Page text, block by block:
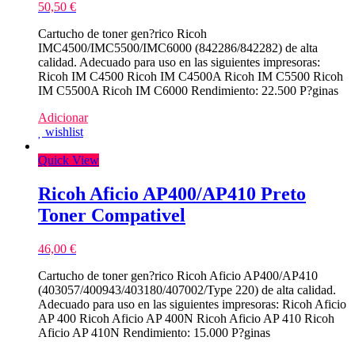
50,50 €
Cartucho de toner gen?rico Ricoh
IMC4500/IMC5500/IMC6000 (842286/842282) de alta
calidad. Adecuado para uso en las siguientes impresoras:
Ricoh IM C4500 Ricoh IM C4500A Ricoh IM C5500 Ricoh
IM C5500A Ricoh IM C6000 Rendimiento: 22.500 P?ginas
Adicionar
wishlist
Quick View
Ricoh Aficio AP400/AP410 Preto
Toner Compativel
46,00 €
Cartucho de toner gen?rico Ricoh Aficio AP400/AP410
(403057/400943/403180/407002/Type 220) de alta calidad.
Adecuado para uso en las siguientes impresoras: Ricoh Aficio
AP 400 Ricoh Aficio AP 400N Ricoh Aficio AP 410 Ricoh
Aficio AP 410N Rendimiento: 15.000 P?ginas